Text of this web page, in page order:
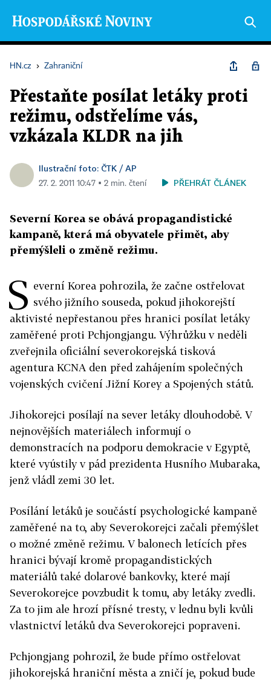
HN.cz › Zahraniční
Přestaňte posílat letáky proti
režimu, odstřelíme vás,
vzkázala KLDR na jih
Ilustrační foto: ČTK / AP
27. 2. 2011 10:47 ▪ 2 min. čtení PŘEHRÁT ČLÁNEK
Severní Korea se obává propagandistické
kampaně, která má obyvatele přimět, aby
přemýšleli o změně režimu.
S everní Korea pohrozila, že začne ostřelovat
svého jižního souseda, pokud jihokorejští
aktivisté nepřestanou přes hranici posílat letáky
zaměřené proti Pchjongjangu. Výhrůžku v neděli
zveřejnila oficiální severokorejská tisková
agentura KCNA den před zahájením společných
vojenských cvičení Jižní Korey a Spojených států.
Jihokorejci posílají na sever letáky dlouhodobě. V
nejnovějších materiálech informují o
demonstracích na podporu demokracie v Egyptě,
které vyústily v pád prezidenta Husního Mubaraka,
jenž vládl zemi 30 let.
Posílání letáků je součástí psychologické kampaně
zaměřené na to, aby Severokorejci začali přemýšlet
o možné změně režimu. V balonech letících přes
hranici bývají kromě propagandistických
materiálů také dolarové bankovky, které mají
Severokorejce povzbudit k tomu, aby letáky zvedli.
Za to jim ale hrozí přísné tresty, v lednu byli kvůli
vlastnictví letáků dva Severokorejci popraveni.
Pchjongjang pohrozil, že bude přímo ostřelovat
jihokorejská hraniční města a zničí je, pokud bude